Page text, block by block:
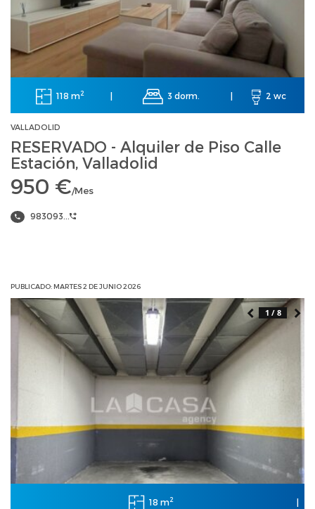
118 m2 3 dorm. 2 wc
VALLADOLID
RESERVADO - Alquiler de Piso Calle
Estación, Valladolid
950 €/Mes
983093...
PUBLICADO: MARTES 2 DE JUNIO 2026
1 / 8
18 m2 |